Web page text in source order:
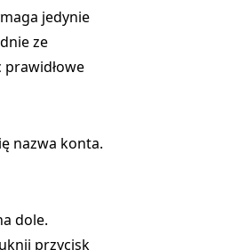
jedynie
ze
prawidłowe
nazwa konta.
dole.
przycisk